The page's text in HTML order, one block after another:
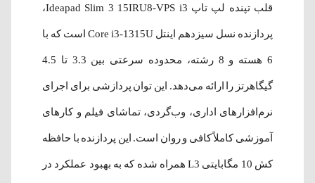
قلب تپنده لپ‌ تاپ Ideapad Slim 3 15IRU8-VPS i3،
پردازنده نسل سیزدهم اینتل Core i3-1315U است که با
6 هسته و 8 رشته، محدوده سرعتی بین 3.3 تا 4.5
گیگاهرتز را ارائه می‌دهد. این توان پردازشی برای اجرای
نرم‌افزارهای اداری، وب‌گردی، تماشای فیلم و کارهای
آموزشی کاملاً کافی و روان است. این پردازنده با حافظه
کش 10 مگابایتی L3 همراه شده که به بهبود عملکرد در